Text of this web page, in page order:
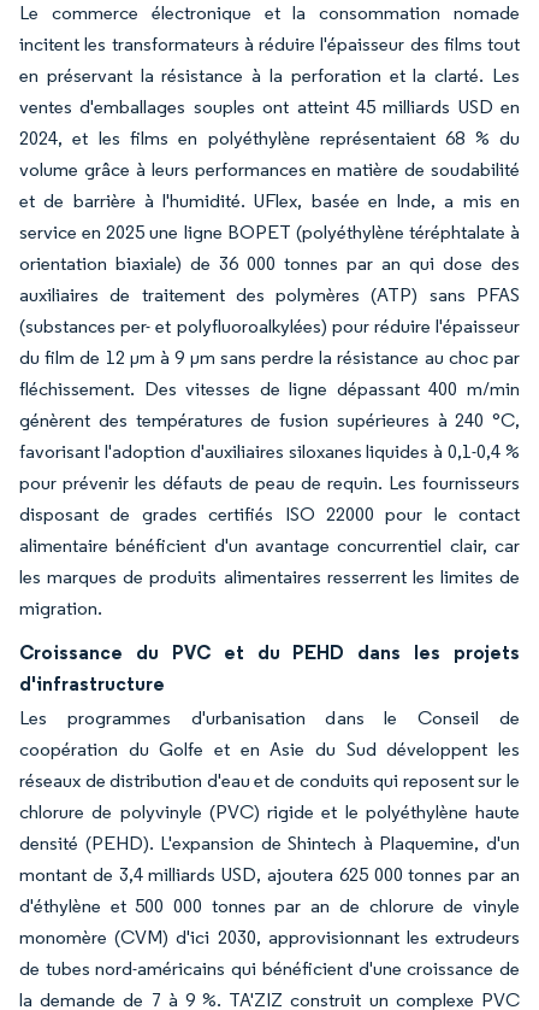
Le commerce électronique et la consommation nomade
incitent les transformateurs à réduire l'épaisseur des films tout
en préservant la résistance à la perforation et la clarté. Les
ventes d'emballages souples ont atteint 45 milliards USD en
2024, et les films en polyéthylène représentaient 68 % du
volume grâce à leurs performances en matière de soudabilité
et de barrière à l'humidité. UFlex, basée en Inde, a mis en
service en 2025 une ligne BOPET (polyéthylène téréphtalate à
orientation biaxiale) de 36 000 tonnes par an qui dose des
auxiliaires de traitement des polymères (ATP) sans PFAS
(substances per- et polyfluoroalkylées) pour réduire l'épaisseur
du film de 12 μm à 9 μm sans perdre la résistance au choc par
fléchissement. Des vitesses de ligne dépassant 400 m/min
génèrent des températures de fusion supérieures à 240 °C,
favorisant l'adoption d'auxiliaires siloxanes liquides à 0,1-0,4 %
pour prévenir les défauts de peau de requin. Les fournisseurs
disposant de grades certifiés ISO 22000 pour le contact
alimentaire bénéficient d'un avantage concurrentiel clair, car
les marques de produits alimentaires resserrent les limites de
migration.
Croissance du PVC et du PEHD dans les projets
d'infrastructure
Les programmes d'urbanisation dans le Conseil de
coopération du Golfe et en Asie du Sud développent les
réseaux de distribution d'eau et de conduits qui reposent sur le
chlorure de polyvinyle (PVC) rigide et le polyéthylène haute
densité (PEHD). L'expansion de Shintech à Plaquemine, d'un
montant de 3,4 milliards USD, ajoutera 625 000 tonnes par an
d'éthylène et 500 000 tonnes par an de chlorure de vinyle
monomère (CVM) d'ici 2030, approvisionnant les extrudeurs
de tubes nord-américains qui bénéficient d'une croissance de
la demande de 7 à 9 %. TA'ZIZ construit un complexe PVC